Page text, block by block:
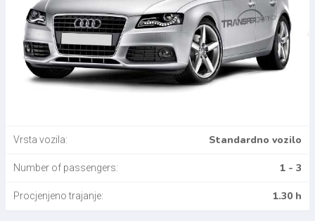
Vrsta vozila: Standardno vozilo
Number of passengers: 1 - 3
Procjenjeno trajanje: 1.30 h